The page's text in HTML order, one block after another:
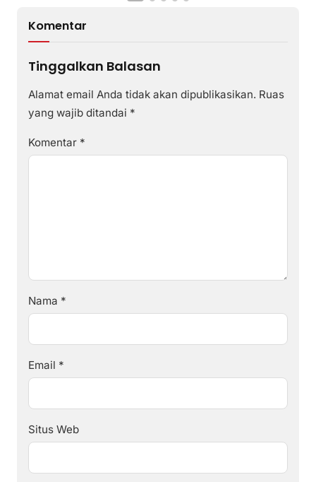
Komentar
Tinggalkan Balasan
Alamat email Anda tidak akan dipublikasikan. Ruas
yang wajib ditandai *
Komentar *
Nama *
Email *
Situs Web